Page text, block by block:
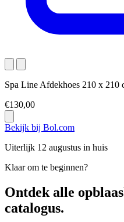
Spa Line Afdekhoes 210 x 210
€130,00
Bekijk bij Bol.com
Uiterlijk 12 augustus in huis
Klaar om te beginnen?
Ontdek alle
catalogus.